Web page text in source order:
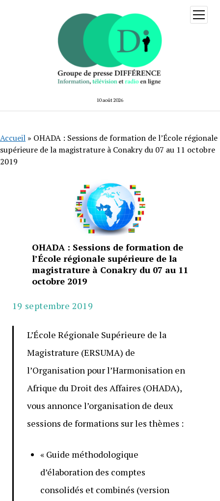
10 août 2026
ouvrir
menu
Accueil » OHADA : Sessions de formation de l’École régionale
supérieure de la magistrature à Conakry du 07 au 11 octobre
2019
OHADA : Sessions de formation de
l’École régionale supérieure de la
magistrature à Conakry du 07 au 11
octobre 2019
19 septembre 2019
L’École Régionale Supérieure de la
Magistrature (ERSUMA) de
l’Organisation pour l’Harmonisation en
Afrique du Droit des Affaires (OHADA),
vous annonce l’organisation de deux
sessions de formations sur les thèmes :
« Guide méthodologique
d’élaboration des comptes
consolidés et combinés (version